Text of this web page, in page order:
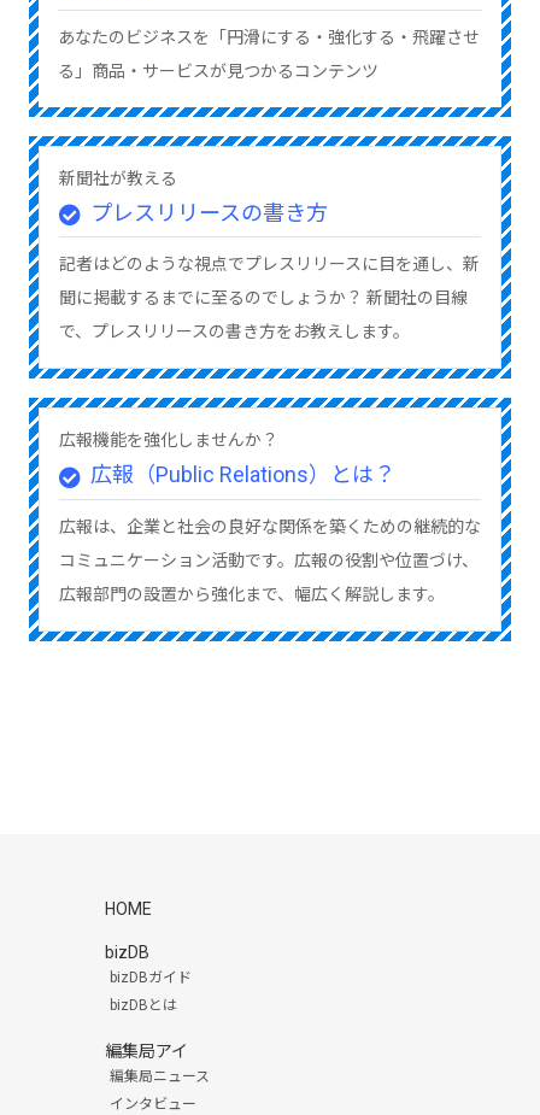
あなたのビジネスを「円滑にする・強化する・飛躍させ
る」商品・サービスが見つかるコンテンツ
新聞社が教える
プレスリリースの書き方
記者はどのような視点でプレスリリースに目を通し、新
聞に掲載するまでに至るのでしょうか？ 新聞社の目線
で、プレスリリースの書き方をお教えします。
広報機能を強化しませんか？
広報（Public Relations）とは？
広報は、企業と社会の良好な関係を築くための継続的な
コミュニケーション活動です。広報の役割や位置づけ、
広報部門の設置から強化まで、幅広く解説します。
HOME
bizDB
bizDBガイド
bizDBとは
編集局アイ
編集局ニュース
インタビュー